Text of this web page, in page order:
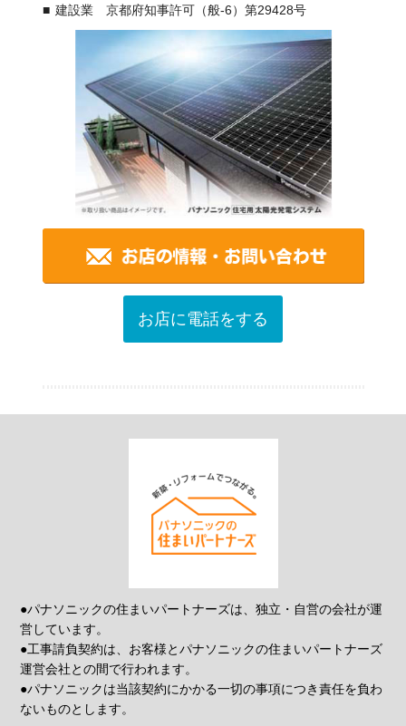
建設業 京都府知事許可（般-6）第29428号
お店に電話をする
●パナソニックの住まいパートナーズは、独立・自営の会社が運
営しています。
●工事請負契約は、お客様とパナソニックの住まいパートナーズ
運営会社との間で行われます。
●パナソニックは当該契約にかかる一切の事項につき責任を負わ
ないものとします。